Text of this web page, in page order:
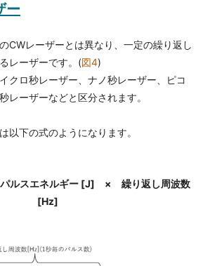
ー
CWレーザーとは異なり、一定の繰り返し
レーザーです。(図4)
クロ秒レーザー、ナノ秒レーザー、ピコ
レーザーなどと区分されます。
以下の式のようになります。
ルスエネルギー [J] × 繰り返し周波数
[Hz]